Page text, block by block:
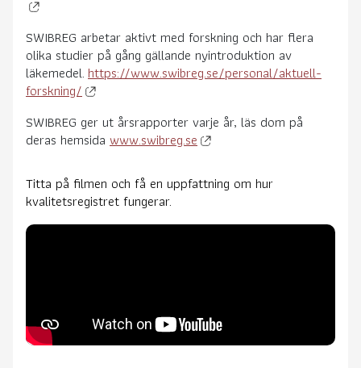
SWIBREG arbetar aktivt med forskning och har flera
olika studier på gång gällande nyintroduktion av
läkemedel. https://www.swibreg.se/personal/aktuell-
forskning/
SWIBREG ger ut årsrapporter varje år, läs dom på
deras hemsida www.swibreg.se
Titta på filmen och få en uppfattning om hur
kvalitetsregistret fungerar.